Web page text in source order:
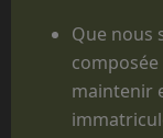
Que nous
maintenir